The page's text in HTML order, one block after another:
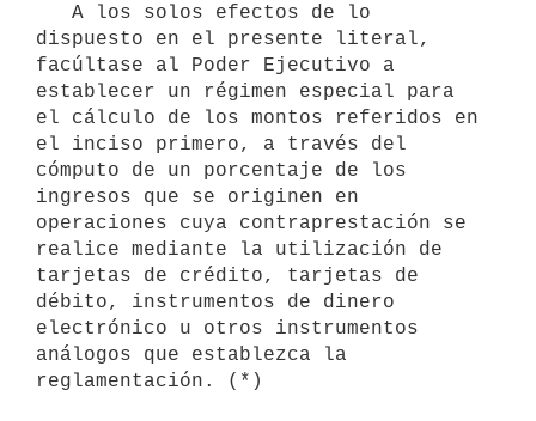
dispuesto en el presente literal,
facúltase al Poder Ejecutivo a
establecer un régimen especial para
el cálculo de los montos referidos en
el inciso primero, a través del
cómputo de un porcentaje de los
ingresos que se originen en
operaciones cuya contraprestación se
realice mediante la utilización de
tarjetas de crédito, tarjetas de
débito, instrumentos de dinero
electrónico u otros instrumentos
análogos que establezca la
reglamentación. (*)